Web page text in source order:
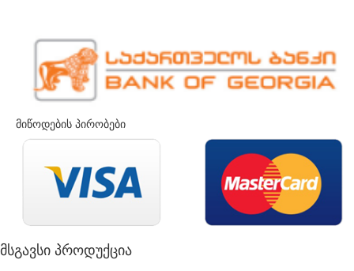
მიწოდების პირობები
მსგავსი პროდუქცია